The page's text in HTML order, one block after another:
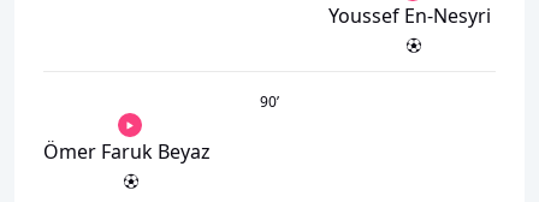
Youssef En-Nesyri
90’
Ömer Faruk Beyaz